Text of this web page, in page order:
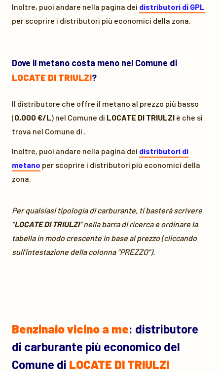
Inoltre, puoi andare nella pagina dei distributori di GPL
per scoprire i distributori più economici della zona.
Dove il metano costa meno nel Comune di
LOCATE DI TRIULZI?
Il distributore che offre il metano al prezzo più basso
(0,000 €/L) nel Comune di LOCATE DI TRIULZI è che si
trova nel Comune di .
Inoltre, puoi andare nella pagina dei distributori di
metano per scoprire i distributori più economici della
zona.
Per qualsiasi tipologia di carburante, ti basterà scrivere
"LOCATE DI TRIULZI" nella barra di ricerca e ordinare la
tabella in modo crescente in base al prezzo (cliccando
sull'intestazione della colonna "PREZZO").
Benzinaio vicino a me: distributore
di carburante più economico del
Comune di LOCATE DI TRIULZI